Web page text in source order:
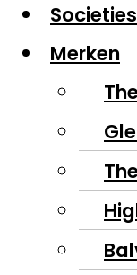
Societies
Merken